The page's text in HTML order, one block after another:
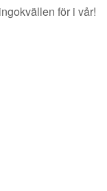
för i vår!